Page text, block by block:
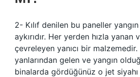
2- Kılıf denilen bu paneller
aykırıdır. Her yerden hızla yanan
çevreleyen yanıcı bir malzemedir.
yanlarından gelen ve yangın
binalarda gördüğünüz o jet siyahı